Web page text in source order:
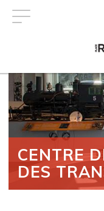
CENTRE
DES